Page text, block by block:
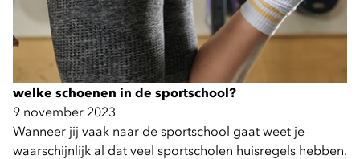
welke schoenen in de sportschool?
9 november 2023
Wanneer jij vaak naar de sportschool gaat weet je
waarschijnlijk al dat veel sportscholen huisregels hebben.